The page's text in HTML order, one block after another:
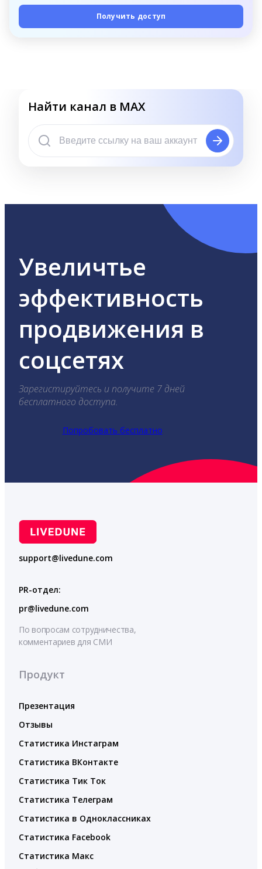
Получить доступ
Найти канал в MAX
Увеличтье
эффективность
продвижения в
соцсетях
Зарегистируйтесь и получите 7 дней
бесплатного доступа.
Попробовать бесплатно
support@livedune.com
PR-отдел:
pr@livedune.com
По вопросам сотрудничества,
комментариев для СМИ
Продукт
Презентация
Отзывы
Статистика Инстаграм
Статистика ВКонтакте
Статистика Тик Ток
Статистика Телеграм
Статистика в Одноклассниках
Статистика Facebook
Статистика Макс